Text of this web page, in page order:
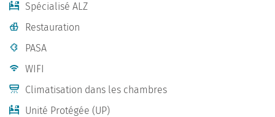
Spécialisé ALZ
Restauration
PASA
WIFI
Climatisation dans les chambres
Unité Protégée (UP)